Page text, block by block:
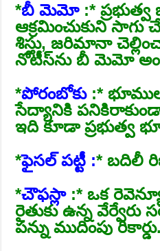
*బీ మెమో:*
ఆక్రమించుకుని సాగు
శిస్తు, జరిమానా
నోటీస్‌ను బీ మెమో
*పోరంబోకు:*
సేద్యానికి
ఇది కూడా ప్రభుత్వ
*ఫైసల్‌ పట్టీ :* బదిలీ
*చౌఫస్లా:* ఒక
రైతుకు ఉన్న వేర్వేరు
పన్ను ముదింపు రికార్డు.